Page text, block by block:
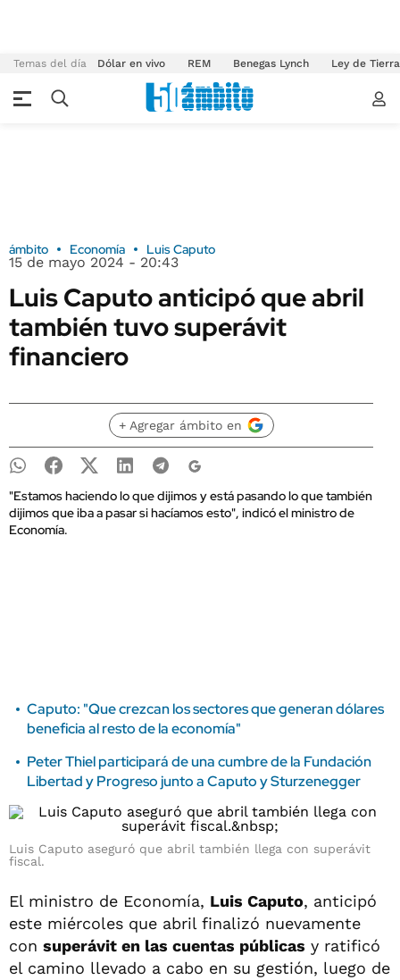
Temas del día Dólar en vivo REM Benegas Lynch Ley de
ámbito Economía Luis Caputo
15 de mayo 2024 - 20:43
Luis Caputo anticipó que abril
también tuvo superávit
financiero
+ Agregar ámbito en
"Estamos haciendo lo que dijimos y está pasando lo que también
dijimos que iba a pasar si hacíamos esto", indicó el ministro de
Economía.
Caputo: "Que crezcan los sectores que generan dólares
beneficia al resto de la economía"
Peter Thiel participará de una cumbre de la Fundación
Libertad y Progreso junto a Caputo y Sturzenegger
Luis Caputo aseguró que abril también llega con superávit
fiscal.
El ministro de Economía, Luis Caputo, anticipó
este miércoles que abril finalizó nuevamente
con superávit en las cuentas públicas y ratificó
el camino llevado a cabo en su gestión, luego de